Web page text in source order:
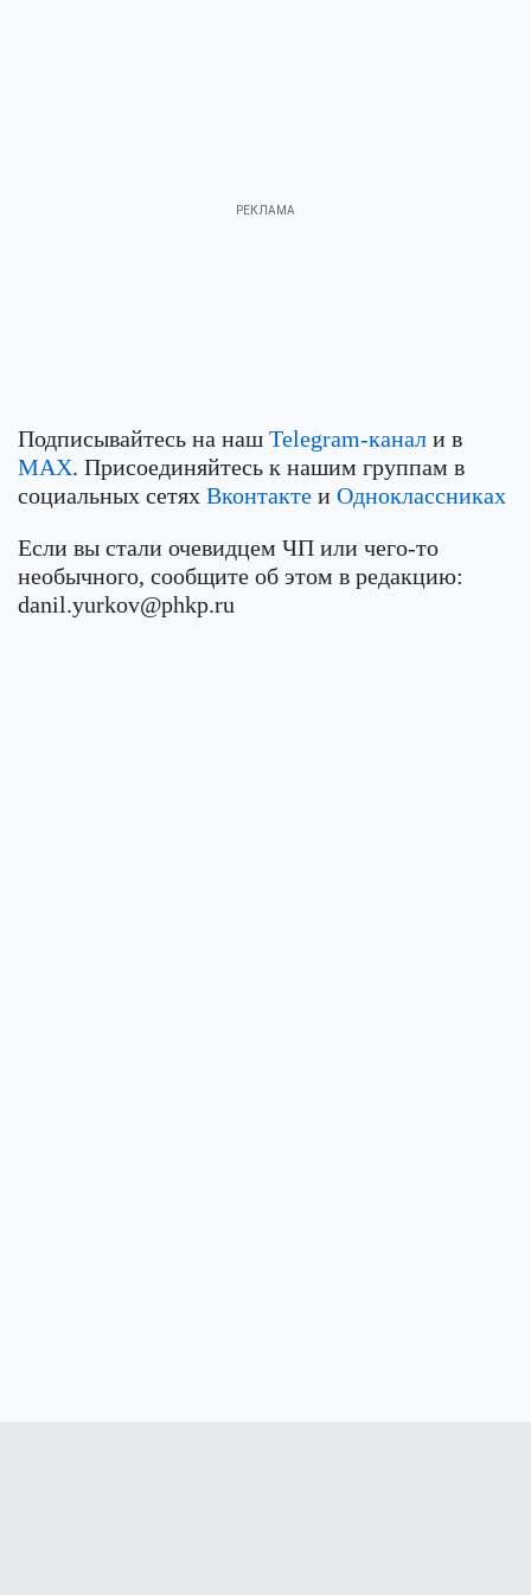
Подписывайтесь на наш Telegram-канал и в
MAX. Присоединяйтесь к нашим группам в
социальных сетях Вконтакте и Одноклассниках
Если вы стали очевидцем ЧП или чего-то
необычного, сообщите об этом в редакцию:
danil.yurkov@phkp.ru